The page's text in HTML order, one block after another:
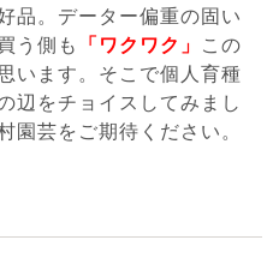
品。データー偏重の固い
う側も 「ワクワク」 この
います。そこで個人育種
辺をチョイスしてみまし
園芸をご期待ください。